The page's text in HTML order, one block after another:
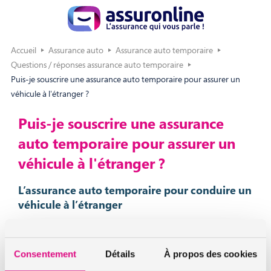
Consentement Détails À propos des cookies
Accueil Assurance auto
Assurance auto temporaire
Questions / réponses assurance auto temporaire
Puis-je souscrire une assurance auto temporaire pour assurer un
véhicule à l'étranger ?
Puis-je souscrire une assurance
auto temporaire pour assurer un
véhicule à l'étranger ?
L’assurance auto temporaire pour conduire un
véhicule à l’étranger
fonctionne pas dans le pays de destination, vous pourrez en